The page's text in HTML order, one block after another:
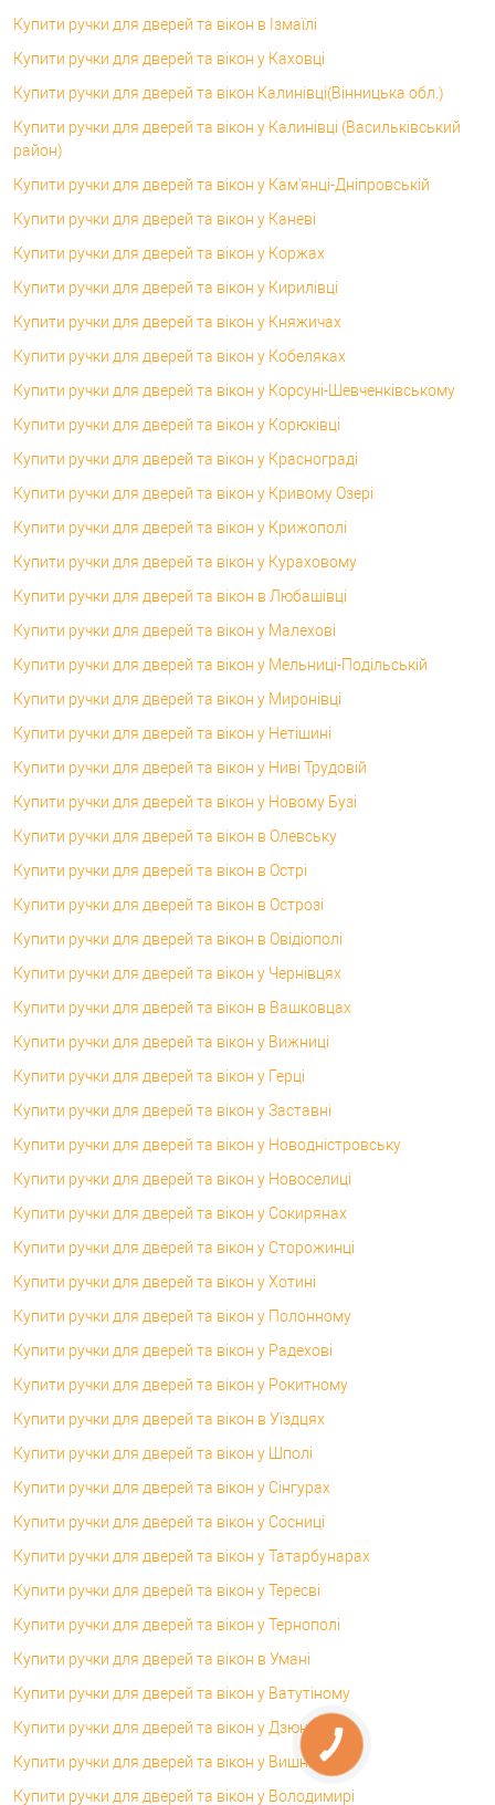
Купити ручки для дверей та вікон в Ізмаїлі
Купити ручки для дверей та вікон у Каховці
Купити ручки для дверей та вікон Калинівці(Вінницька обл.)
Купити ручки для дверей та вікон у Калинівці (Васильківський
район)
Купити ручки для дверей та вікон у Кам'янці-Дніпровській
Купити ручки для дверей та вікон у Каневі
Купити ручки для дверей та вікон у Коржах
Купити ручки для дверей та вікон у Кирилівці
Купити ручки для дверей та вікон у Княжичах
Купити ручки для дверей та вікон у Кобеляках
Купити ручки для дверей та вікон у Корсунi-Шевченківському
Купити ручки для дверей та вікон у Корюківці
Купити ручки для дверей та вікон у Краснограді
Купити ручки для дверей та вікон у Кривому Озері
Купити ручки для дверей та вікон у Крижополі
Купити ручки для дверей та вікон у Кураховому
Купити ручки для дверей та вікон в Любашівці
Купити ручки для дверей та вікон у Малехові
Купити ручки для дверей та вікон у Мельниці-Подільській
Купити ручки для дверей та вікон у Миронівці
Купити ручки для дверей та вікон у Нетішині
Купити ручки для дверей та вікон у Ниві Трудовій
Купити ручки для дверей та вікон у Новому Бузі
Купити ручки для дверей та вікон в Олевську
Купити ручки для дверей та вікон в Острі
Купити ручки для дверей та вікон в Острозі
Купити ручки для дверей та вікон в Овідіополі
Купити ручки для дверей та вікон у Чернівцях
Купити ручки для дверей та вікон в Вашковцах
Купити ручки для дверей та вікон у Вижниці
Купити ручки для дверей та вікон у Герці
Купити ручки для дверей та вікон у Заставні
Купити ручки для дверей та вікон у Новодністровську
Купити ручки для дверей та вікон у Новоселиці
Купити ручки для дверей та вікон у Сокирянах
Купити ручки для дверей та вікон у Сторожинці
Купити ручки для дверей та вікон у Хотині
Купити ручки для дверей та вікон у Полонному
Купити ручки для дверей та вікон у Радехові
Купити ручки для дверей та вікон у Рокитному
Купити ручки для дверей та вікон в Уїздцях
Купити ручки для дверей та вікон у Шполі
Купити ручки для дверей та вікон у Сінгурах
Купити ручки для дверей та вікон у Сосниці
Купити ручки для дверей та вікон у Татарбунарах
Купити ручки для дверей та вікон у Тересві
Купити ручки для дверей та вікон у Тернополі
Купити ручки для дверей та вікон в Умані
Купити ручки для дверей та вікон у Ватутіному
Купити ручки для дверей та вікон у Дзюнькові
Купити ручки для дверей та вікон у Вишнівці
Купити ручки для дверей та вікон у Володимирі